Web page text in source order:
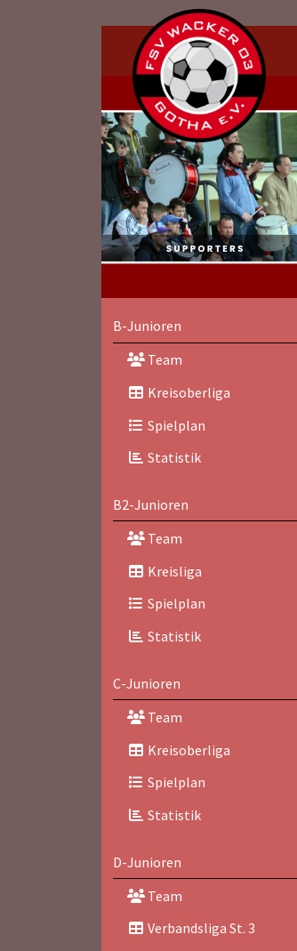
B-Junioren
Team
Kreisoberliga
Spielplan
Statistik
B2-Junioren
Team
Kreisliga
Spielplan
Statistik
C-Junioren
Team
Kreisoberliga
Spielplan
Statistik
D-Junioren
Team
Verbandsliga St. 3